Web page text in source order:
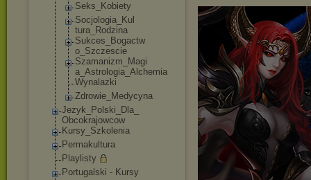
Seks_Kobiety
Socjologia_Kul
tura_Rodzina
Sukces_Bogactw
o_Szczescie
Szamanizm_Magi
a_Astrologia_A lchemia
Wynalazki
Zdrowie_Medycyna
Jezyk_Polski_Dla_
Obcokrajowcow
Kursy_Szkolenia
Permakultura
Playlisty
Portugalski - Kursy